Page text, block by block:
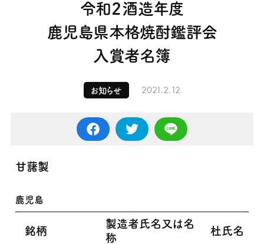
令和２酒造年度
鹿児島県本格焼酎鑑評会
入賞者名簿
お知らせ 2021.2.12
甘藷製
鹿児島
銘柄
製造者氏名又は名
称
杜氏名